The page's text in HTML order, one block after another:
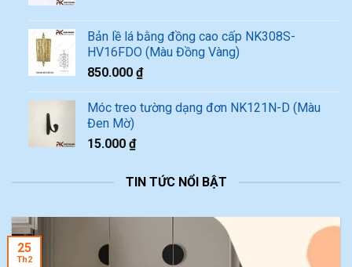
Bản lề lá bằng đồng cao cấp NK308S-
HV16FDO (Màu Đồng Vàng)
850.000 ₫
Móc treo tường dạng đơn NK121N-D (Màu
Đen Mờ)
15.000 ₫
TIN TỨC NỔI BẬT
25
Th2